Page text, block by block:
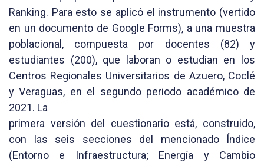
Ranking. Para esto se aplicó el instrumento (vertido
en un documento de Google Forms), a una muestra
poblacional, compuesta por docentes (82) y
estudiantes (200), que laboran o estudian en los
Centros Regionales Universitarios de Azuero, Coclé
y Veraguas, en el segundo periodo académico de
2021. La
primera versión del cuestionario está, construido,
con las seis secciones del mencionado Índice
(Entorno e Infraestructura; Energía y Cambio